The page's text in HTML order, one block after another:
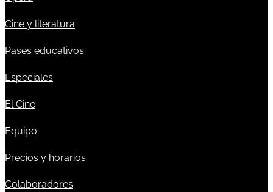
Cine y literatura
Pases educativos
Especiales
El Cine
Equipo
Precios y horarios
Colaboradores